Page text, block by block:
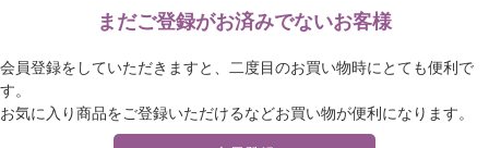
まだご登録がお済みでないお客様
会員登録をしていただきますと、二度目のお買い物時にとても便利で
す。
お気に入り商品をご登録いただけるなどお買い物が便利になります。